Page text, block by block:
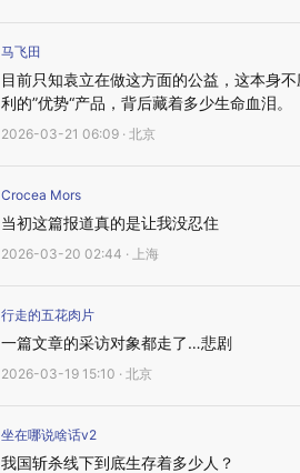
马飞田
目前只知袁立在做这方面的公益，这本身
利的”优势“产品，背后藏着多少生命血泪。
2026-03-21 06:09 · 北京
Crocea Mors
当初这篇报道真的是让我没忍住
2026-03-20 02:44 · 上海
行走的五花肉片
一篇文章的采访对象都走了…悲剧
2026-03-19 15:10 · 北京
坐在哪说啥话v2
我国斩杀线下到底生存着多少人？